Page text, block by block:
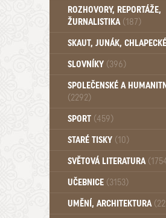
UFO (14)
ROZHOVORY, REPORTÁŽE,
ŽURNALISTIKA (187)
SKAUT, JUNÁK, CHLAPECKÉ
SLOVNÍKY (396)
SPOLEČENSKÉ A
(2292)
Pedagogika (191)
Psychologie a osobní rozvoj
SPORT (459)
STARÉ TISKY (10)
SVĚTOVÁ LITERATURA
UČEBNICE (3153)
Učebnice - Jazykové (1297)
UMĚNÍ, ARCHITEKTURA